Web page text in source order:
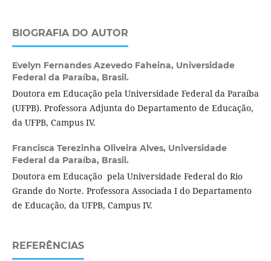
BIOGRAFIA DO AUTOR
Evelyn Fernandes Azevedo Faheina, Universidade
Federal da Paraíba, Brasil.
Doutora em Educação pela Universidade Federal da Paraíba
(UFPB). Professora Adjunta do Departamento de Educação,
da UFPB, Campus IV.
Francisca Terezinha Oliveira Alves, Universidade
Federal da Paraíba, Brasil.
Doutora em Educação pela Universidade Federal do Rio
Grande do Norte. Professora Associada I do Departamento
de Educação, da UFPB, Campus IV.
REFERÊNCIAS